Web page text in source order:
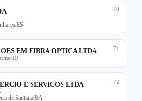
70
ES
71
EM FIBRA OPTICA LTDA
RJ
72
E SERVICOS LTDA
de Santana/BA